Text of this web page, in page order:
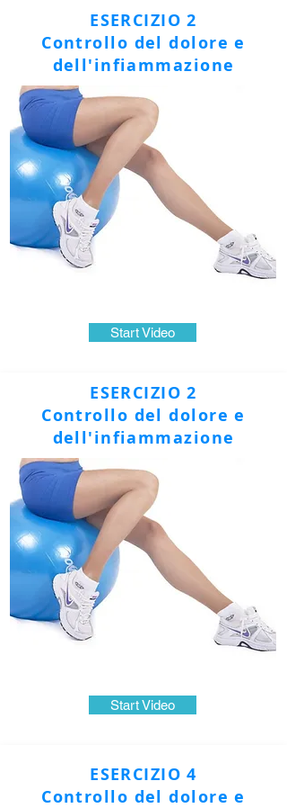
ESERCIZIO 2
Controllo del dolore e
dell'infiammazione
Start Video
ESERCIZIO 2
Controllo del dolore e
dell'infiammazione
Start Video
ESERCIZIO 4
Controllo del dolore e